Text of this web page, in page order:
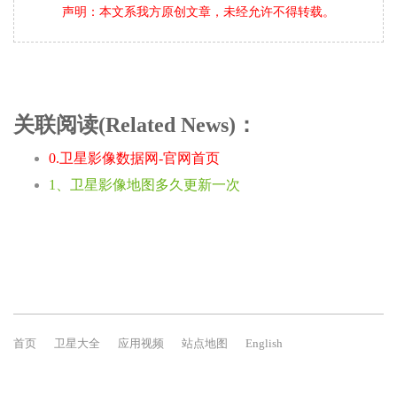
声明：本文系我方原创文章，未经允许不得转载。
关联阅读(Related News)：
0.卫星影像数据网-官网首页
1、卫星影像地图多久更新一次
首页 卫星大全 应用视频 站点地图 English